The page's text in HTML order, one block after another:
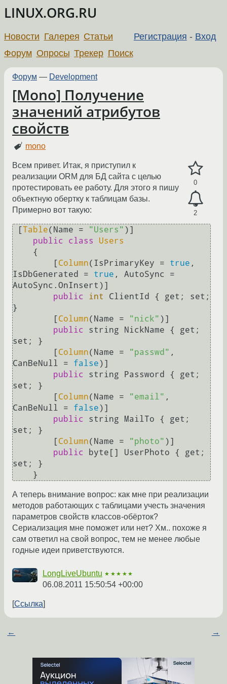
LINUX.ORG.RU
Регистрация - Вход
Новости Галерея Статьи
Форум Опросы Трекер Поиск
Форум — Development
[Mono] Получение
значений атрибутов
свойств
mono
0
2
Всем привет. Итак, я приступил к
реализации ORM для БД сайта с целью
протестировать ее работу. Для этого я пишу
объектную обертку к таблицам базы.
Примерно вот такую:
[Table(Name = "Users" )]
public
class
Users
        [
Column(IsPrimaryKey = true ,
IsDbGenerated = true , AutoSync =
AutoSync.OnInsert)]
public
int
ClientId { get; set;
}
        [
Column(Name = "nick" )]
public
string NickName { get;
set; }
        [
Column(Name = "passwd" ,
CanBeNull = false)]
public
string Password { get;
set; }
        [
Column(Name = "email" ,
CanBeNull = false)]
public
string MailTo { get;
set; }
        [
Column(Name = "photo" )]
public
byte[] UserPhoto { get;
set; }
    }
А теперь внимание вопрос: как мне при реализации
методов работающих с таблицами учесть значения
параметров свойств классов-обёрток?
Сериализация мне поможет или нет? Хм.. похоже я
сам ответил на свой вопрос, тем не менее любые
годные идеи приветствуются.
LongLiveUbuntu ★★★★★
06.08.2011 15:50:54 +00:00
Ссылка
← →